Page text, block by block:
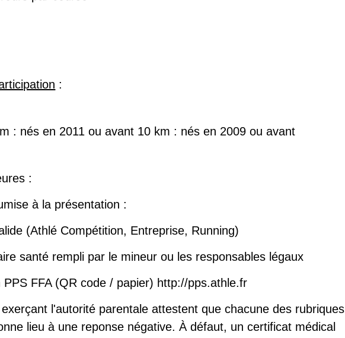
:
: nés en 2011 ou avant 10 km : nés en 2009 ou avant
:
à la présentation :
(Athlé Compétition, Entreprise, Running)
santé rempli par le mineur ou les responsables légaux
FFA (QR code / papier) http://pps.athle.fr
l'autorité parentale attestent que chacune des rubriques
lieu à une reponse négative. À défaut, un certificat médical